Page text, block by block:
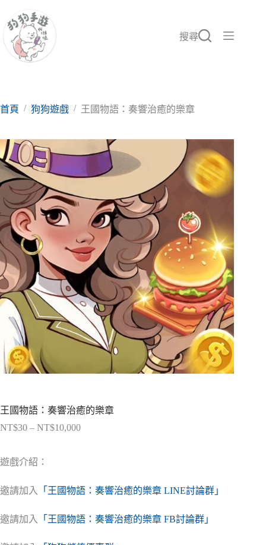
至
要
搜尋
首頁 / 狗狗遊戲 / 王國物語：奏響治癒的樂章
王國物語：奏響治癒的樂章
NT$30 – NT$10,000價
NT$30
到
遊戲介紹：
邀請加入 「王國物語：奏響治癒的樂章 LINE討論群」
邀請加入 「王國物語：奏響治癒的樂章 FB討論群」